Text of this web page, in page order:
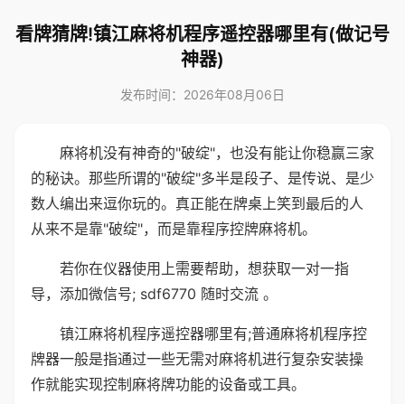
看牌猜牌!镇江麻将机程序遥控器哪里有(做记号
神器)
发布时间：2026年08月06日
麻将机没有神奇的"破绽"，也没有能让你稳赢三家
的秘诀。那些所谓的"破绽"多半是段子、是传说、是少
数人编出来逗你玩的。真正能在牌桌上笑到最后的人
从来不是靠"破绽"，而是靠程序控牌麻将机。
若你在仪器使用上需要帮助，想获取一对一指
导，添加微信号; sdf6770 随时交流 。
镇江麻将机程序遥控器哪里有;普通麻将机程序控
牌器一般是指通过一些无需对麻将机进行复杂安装操
作就能实现控制麻将牌功能的设备或工具。